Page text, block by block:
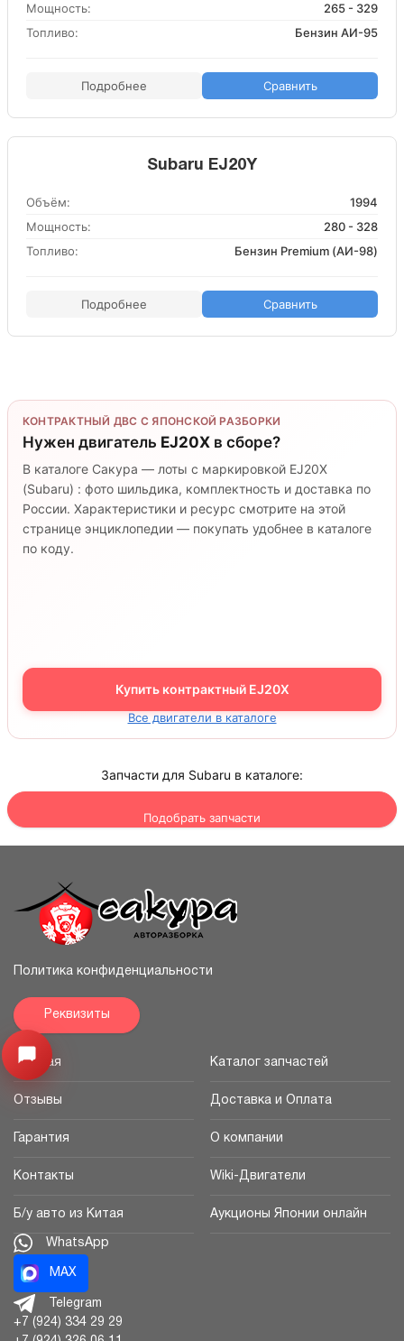
Мощность:
265 - 329
Топливо:
Бензин АИ-95
Подробнее Сравнить
Subaru EJ20Y
Объём:
1994
Мощность:
280 - 328
Топливо:
Бензин Premium (АИ-98)
Подробнее Сравнить
КОНТРАКТНЫЙ ДВС С ЯПОНСКОЙ РАЗБОРКИ
Нужен двигатель EJ20X в сборе?
В каталоге Сакура — лоты с маркировкой EJ20X
(Subaru) : фото шильдика, комплектность и доставка по
России. Характеристики и ресурс смотрите на этой
странице энциклопедии — покупать удобнее в каталоге
по коду.
Купить контрактный EJ20X
Все двигатели в каталоге
Запчасти для Subaru в каталоге:
Подобрать запчасти
Узнайте цену запчасти -> Открыть меню
Политика конфиденциальности
Реквизиты
Главная Каталог запчастей
Отзывы Доставка и Оплата
Гарантия О компании
Контакты Wiki-Двигатели
Б/у авто из Китая Аукционы Японии онлайн
WhatsApp
MAX
Telegram
+7 (924) 334 29 29